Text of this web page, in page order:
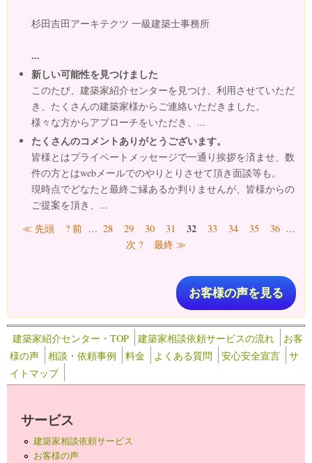
杉田吉田アーキテクツ 一級建築士事務所
...
新しい可能性を見つけました
このたび、建築家紹介センターを見つけ、利用させていただ
き、たくさんの建築家様からご連絡いただきました。
様々な方からアプローチをいただき、...
たくさんのコメントありがとうございます。
皆様とはプライベートメッセージで一通り挨拶を済ませ、数
件の方とはwebメールでのやりとりさせて頂き面談等も。
現時点でどなたと最終ご縁あるか判りませんが、皆様からの
ご提案を頂き、...
ページ
≪ 先頭 ? 前 … 28 29 30 31 32 33 34 35 36 …
次 ?
最終 ≫
お客様の声を見る
建築家紹介センター・TOP 建築家相談依頼サービスの流れ
お客
様の声
相談・依頼事例 料金 よくある質問 安心安全宣言
サ
イトマップ
サービス
建築家相談依頼サービス
お客様の声